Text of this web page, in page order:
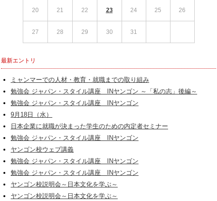
20 21 22 23 24 25 26
27 28 29 30 31
最新エントリ
ミャンマーでの人材・教育・就職までの取り組み
勉強会 ジャパン・スタイル講座 INヤンゴン ～「私の志」後編～
勉強会 ジャパン・スタイル講座 INヤンゴン
9月18日（水）
日本企業に就職が決まった学生のための内定者セミナー
勉強会 ジャパン・スタイル講座 INヤンゴン
ヤンゴン校ウェブ講義
勉強会 ジャパン・スタイル講座 INヤンゴン
勉強会 ジャパン・スタイル講座 INヤンゴン
ヤンゴン校説明会～日本文化を学ぶ～
ヤンゴン校説明会～日本文化を学ぶ～